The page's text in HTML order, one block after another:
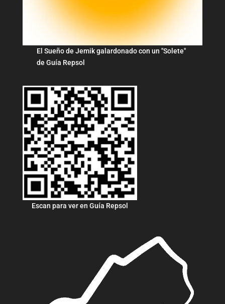
El Sueño de Jemik galardonado con un "Solete"
de Guía Repsol
Escan para ver en Guía Repsol